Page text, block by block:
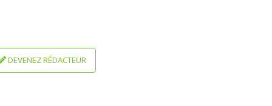
DEVENEZ RÉDACTEUR